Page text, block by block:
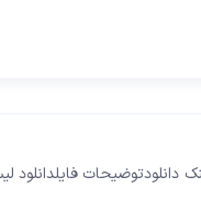
دانلودتوضیحات فایلدانلود